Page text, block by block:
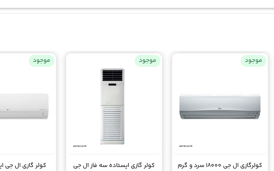
موجود
کولرگازی ال جی 18000 سرد و گرم
موجود
کولر گازی ایستاده سه فاز ال جی
موجود